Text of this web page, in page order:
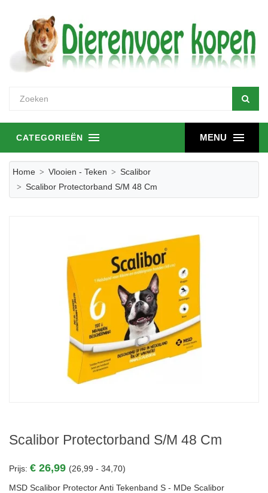
MENU
CATEGORIEËN
Home Vlooien - Teken
Scalibor
Scalibor Protectorband S/M 48 Cm
Scalibor Protectorband S/M 48 Cm
Prijs: € 26,99 (26,99 - 34,70)
MSD Scalibor Protector Anti Tekenband S - MDe Scalibor